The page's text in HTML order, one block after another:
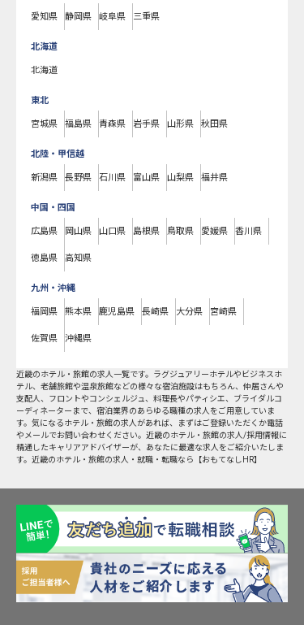
愛知県 静岡県 岐阜県 三重県
北海道
北海道
東北
宮城県 福島県 青森県 岩手県 山形県 秋田県
北陸・甲信越
新潟県 長野県 石川県 富山県 山梨県 福井県
中国・四国
広島県 岡山県 山口県 島根県 鳥取県 愛媛県 香川県
徳島県 高知県
九州・沖縄
福岡県 熊本県 鹿児島県 長崎県 大分県 宮崎県
佐賀県 沖縄県
近畿のホテル・旅館の求人一覧です。ラグジュアリーホテルやビジネスホ
テル、老舗旅館や温泉旅館などの様々な宿泊施設はもちろん、仲居さんや
支配人、フロントやコンシェルジュ、料理長やパティシエ、ブライダルコ
ーディネーターまで、宿泊業界のあらゆる職種の求人をご用意していま
す。気になるホテル・旅館の求人があれば、まずはご登録いただくか電話
やメールでお問い合わせください。近畿のホテル・旅館の求人/採用情報に
精通したキャリアアドバイザーが、あなたに最適な求人をご紹介いたしま
す。近畿のホテル・旅館の求人・就職・転職なら【おもてなしHR】